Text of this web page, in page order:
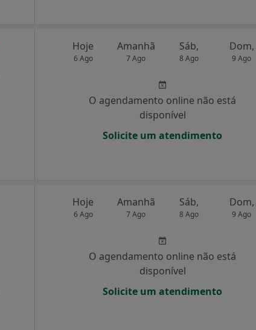
Hoje
6 Ago
Amanhã
7 Ago
Sáb,
8 Ago
Dom,
9 Ago
O agendamento online não está
disponível
Solicite um atendimento
Hoje
6 Ago
Amanhã
7 Ago
Sáb,
8 Ago
Dom,
9 Ago
O agendamento online não está
disponível
Solicite um atendimento